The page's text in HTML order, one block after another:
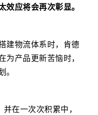
效应将会再次彰显。
建物流体系时，肯德
产品更新苦恼时，
在一次次积累中，